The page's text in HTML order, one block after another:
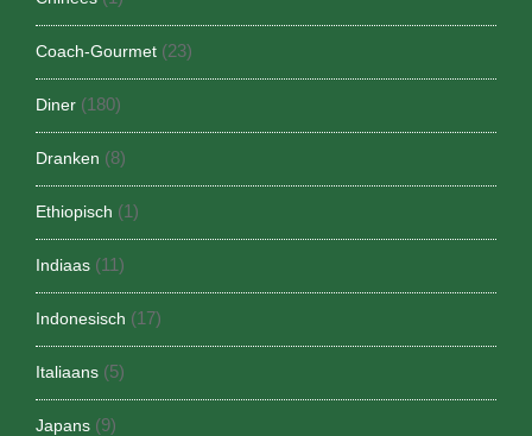
Coach-Gourmet (23)
Diner (180)
Dranken (8)
Ethiopisch (1)
Indiaas (11)
Indonesisch (17)
Italiaans (5)
Japans (9)